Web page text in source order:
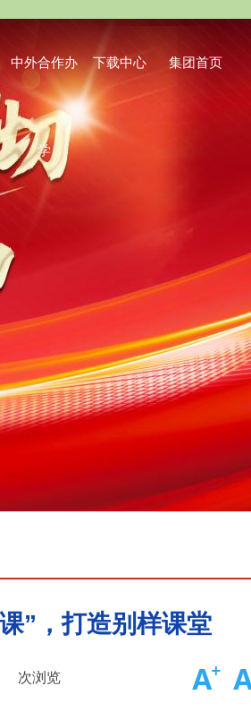
中外合作办
学
下载中心 集团首页
”，打造别样课堂
次浏览